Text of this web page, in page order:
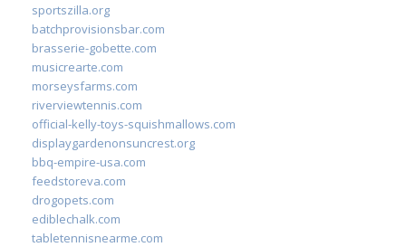
sportszilla.org
batchprovisionsbar.com
brasserie-gobette.com
musicrearte.com
morseysfarms.com
riverviewtennis.com
official-kelly-toys-squishmallows.com
displaygardenonsuncrest.org
bbq-empire-usa.com
feedstoreva.com
drogopets.com
ediblechalk.com
tabletennisnearme.com